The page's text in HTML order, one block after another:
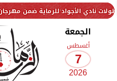
للرماية ضمن مهرجان مطروح للتراث
الجمعة
أغسطس
7
2026